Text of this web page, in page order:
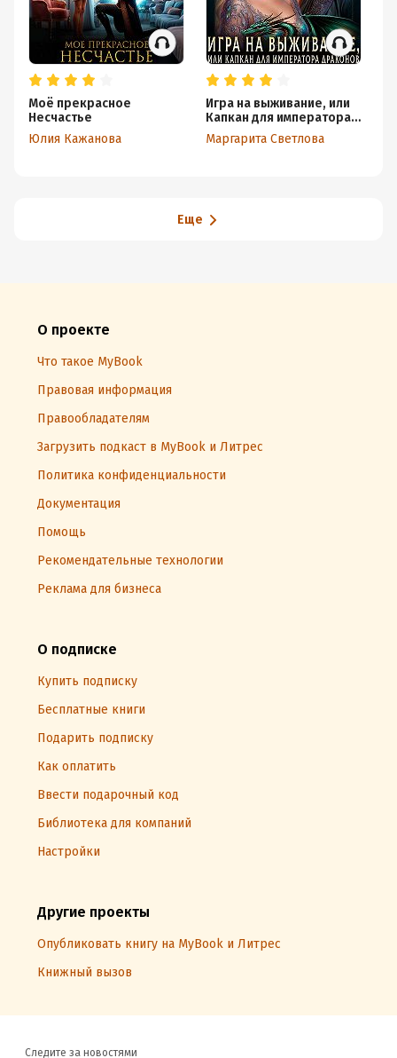
Моё прекрасное
Несчастье
Юлия Кажанова
Игра на выживание, или
Капкан для императора
драконов
Маргарита Светлова
Еще
О проекте
Что такое MyBook
Правовая информация
Правообладателям
Загрузить подкаст в MyBook и Литрес
Политика конфиденциальности
Документация
Помощь
Рекомендательные технологии
Реклама для бизнеса
О подписке
Купить подписку
Бесплатные книги
Подарить подписку
Как оплатить
Ввести подарочный код
Библиотека для компаний
Настройки
Другие проекты
Опубликовать книгу на MyBook и Литрес
Книжный вызов
Следите за новостями